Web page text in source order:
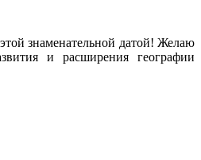
знаменательной датой! Желаю
и расширения географии